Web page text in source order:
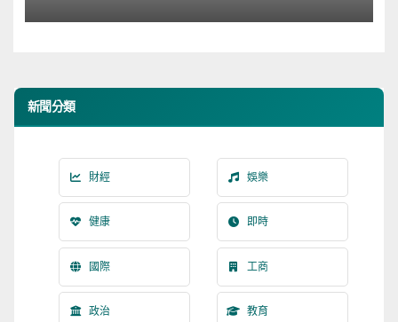
新聞分類
財經 娛樂
健康 即時
國際 工商
政治 教育